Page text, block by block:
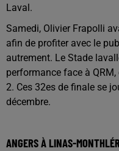
Laval.
Samedi, Olivier Frapolli
afin de profiter avec le
autrement. Le Stade
performance face à
2. Ces 32es de finale se
décembre.
ANGERS À LINAS-